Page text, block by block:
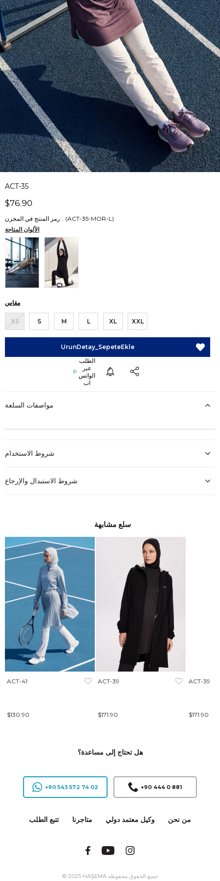
ACT-35
$76.90
رمز المنتج في المخزن
(ACT-35-MOR-L)
الألوان المتاحة
مقاس
XS S M L XL XXL
مواصفات السلعة
شروط الاستخدام
شروط الاستبدال والإرجاع
سلع مشابهة
ACT-41
$130.90
ACT-39
$171.90
ACT-39
$171.90
هل تحتاج إلى مساعدة؟
+90 543 572 74 02 +90 444 0 881
تتبع الطلب متاجرنا وكيل معتمد دولي من نحن
© 2025 HAŞEMA جميع الحقوق محفوظة